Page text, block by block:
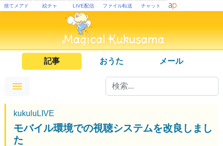
捨てメアド 絵チャ LIVE配信 ファイル転送 チャット
記事 おうた メール
kukuluLIVE
モバイル環境での視聴システムを改良しまし
た